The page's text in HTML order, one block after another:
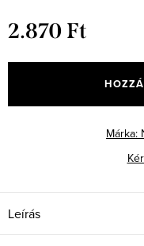
2.870 Ft
Márka:
Leírás